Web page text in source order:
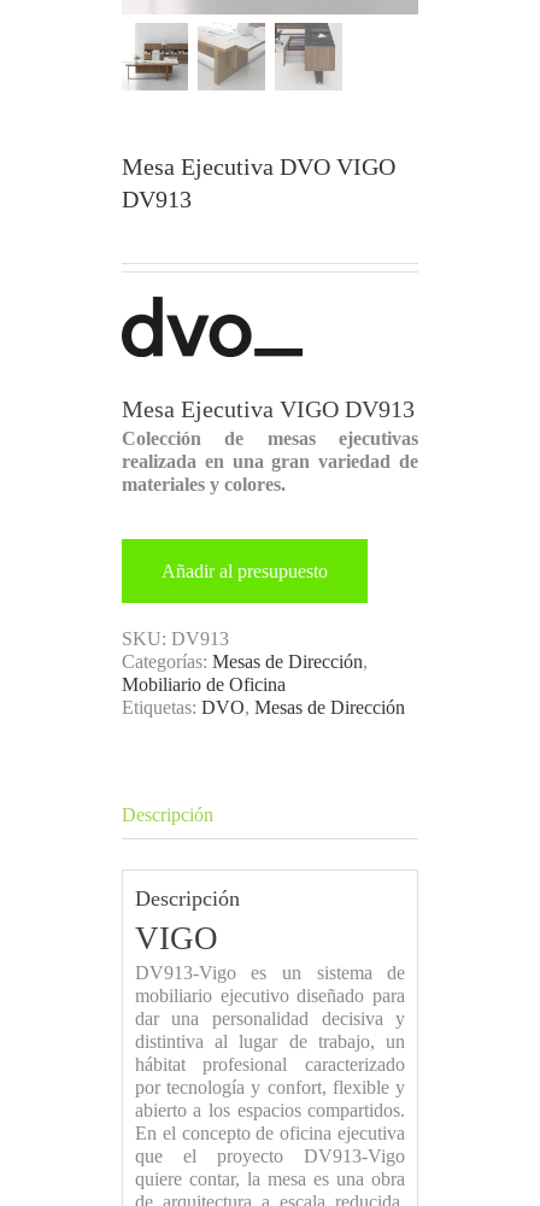
Mesa Ejecutiva DVO VIGO
DV913
Mesa Ejecutiva VIGO DV913
Colección de mesas ejecutivas
realizada en una gran variedad de
materiales y colores.
Añadir al presupuesto
SKU: DV913
Categorías: Mesas de Dirección,
Mobiliario de Oficina
Etiquetas: DVO, Mesas de Dirección
Descripción
Descripción
VIGO
DV913-Vigo es un sistema de
mobiliario ejecutivo diseñado para
dar una personalidad decisiva y
distintiva al lugar de trabajo, un
hábitat profesional caracterizado
por tecnología y confort, flexible y
abierto a los espacios compartidos.
En el concepto de oficina ejecutiva
que el proyecto DV913-Vigo
quiere contar, la mesa es una obra
de arquitectura a escala reducida,